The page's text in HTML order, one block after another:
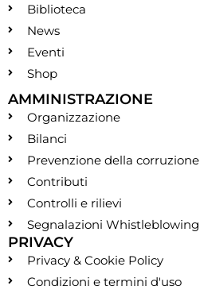
Biblioteca
News
Eventi
Shop
AMMINISTRAZIONE
Organizzazione
Bilanci
Prevenzione della corruzione
Contributi
Controlli e rilievi
Segnalazioni Whistleblowing
PRIVACY
Privacy & Cookie Policy
Condizioni e termini d'uso